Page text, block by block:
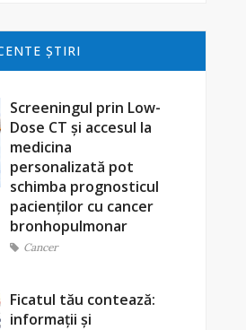
ŞTIRI
Screeningul prin Low-
Dose CT și accesul la
medicina
personalizată pot
schimba prognosticul
pacienților cu cancer
bronhopulmonar
Cancer
Ficatul tău contează:
informații și